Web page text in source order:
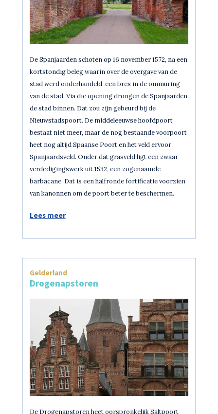
De Spanjaarden schoten op 16 november 1572, na een
kortstondig beleg waarin over de overgave van de
stad werd onderhandeld, een bres in de ommuring
van de stad. Via die opening drongen de Spanjaarden
de stad binnen. Dat zou zijn gebeurd bij de
Nieuwstadspoort. De middeleeuwse hoofdpoort
bestaat niet meer, maar de nog bestaande voorpoort
heet nog altijd Spaanse Poort en het veld ervoor
Spanjaardsveld. Onder dat grasveld ligt een zwaar
verdedigingswerk uit 1532, een zogenaamde
barbacane. Dat is een halfronde fortificatie voorzien
van kanonnen om de poort beter te beschermen.
Lees meer
Gelderland
Drogenapstoren
De Drogenapstoren heet oorspronkelijk Saltpoort